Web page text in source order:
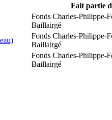
Fait partie
Fonds Charles-Philippe-
Baillairgé
Fonds Charles-Philippe-
Baillairgé
Fonds Charles-Philippe-
Baillairgé